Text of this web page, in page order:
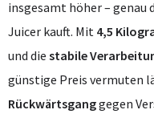
insgesamt höher – genau
Juicer kauft. Mit 4,5
und die stabile
günstige Preis vermuten
Rückwärtsganggegen